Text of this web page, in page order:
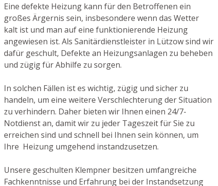
Eine defekte Heizung kann für den Betroffenen ein
großes Ärgernis sein, insbesondere wenn das Wetter
kalt ist und man auf eine funktionierende Heizung
angewiesen ist. Als Sanitärdienstleister in Lützow sind wir
dafür geschult, Defekte an Heizungsanlagen zu beheben
und zügig für Abhilfe zu sorgen.
In solchen Fällen ist es wichtig, zügig und sicher zu
handeln, um eine weitere Verschlechterung der Situation
zu verhindern. Daher bieten wir Ihnen einen 24/7-
Notdienst an, damit wir zu jeder Tageszeit für Sie zu
erreichen sind und schnell bei Ihnen sein können, um
Ihre Heizung umgehend instandzusetzen.
Unsere geschulten Klempner besitzen umfangreiche
Fachkenntnisse und Erfahrung bei der Instandsetzung